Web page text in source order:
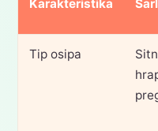
Karakteristika
Tip osipa